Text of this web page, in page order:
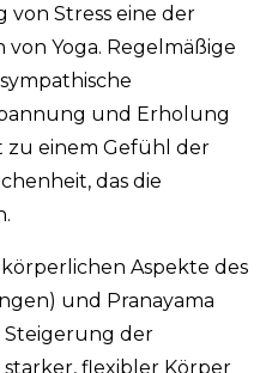
von Stress eine der
Yoga. Regelmäßige
und Erholung
zu einem Gefühl der
das die
körperlichen Aspekte des
und Pranayama
der
starker, flexibler Körper